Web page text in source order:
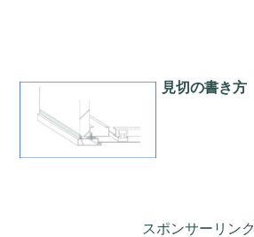
見切の書き方
スポンサーリンク